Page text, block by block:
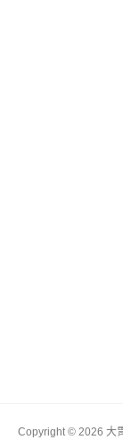
Copyright © 2026 大